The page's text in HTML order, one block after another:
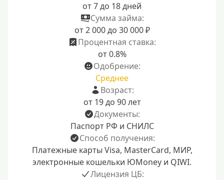
от 7 до 18 дней
Сумма займа:
от 2 000 до 30 000 ₽
Процентная ставка:
от 0.8%
Одобрение:
Среднее
Возраст:
от 19 до 90 лет
Документы:
Паспорт РФ и СНИЛС
Способ получения:
Платежные карты Visa, MasterCard, МИР,
электронные кошельки ЮMoney и QIWI.
Лицензия ЦБ: